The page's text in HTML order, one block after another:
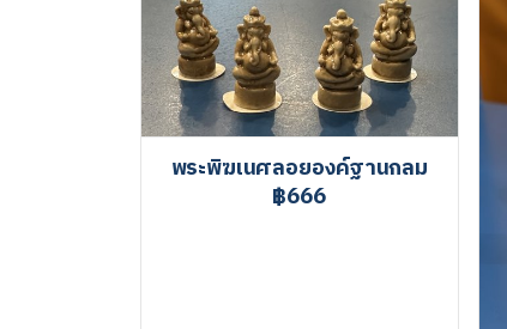
พระพิฆเนศลอยองค์ฐานกลม
฿666